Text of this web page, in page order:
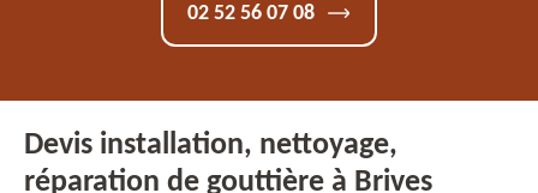
02 52 56 07 08
Devis installation, nettoyage,
réparation de gouttière à Brives